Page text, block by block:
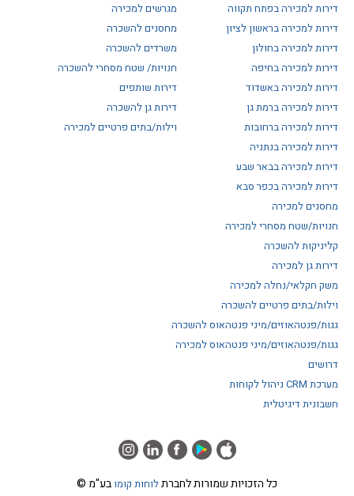
דירות למכירה בפתח תקווה
דירות למכירה בראשון לציון
דירות למכירה בחולון
דירות למכירה בחיפה
דירות למכירה באשדוד
דירות למכירה ברמת גן
דירות למכירה ברחובות
דירות למכירה בנתניה
דירות למכירה בבאר שבע
דירות למכירה בכפר סבא
מגרשים למכירה
מחסנים להשכרה
משרדים להשכרה
חנויות/ שטח מסחרי להשכרה
דירות שותפים
דירות גן להשכרה
וילות/בתים פרטיים למכירה
מחסנים למכירה
חנויות/שטח מסחרי למכירה
קליניקות להשכרה
דירות גן למכירה
משק חקלאי/נחלה למכירה
וילות/בתים פרטיים להשכרה
גגות/פנטהאוזים/מיני פנטהאוס להשכרה
גגות/פנטהאוזים/מיני פנטהאוס למכירה
דרושים
מערכת CRM ניהול לקוחות
חשבונית דיגיטלית
© כל הזכויות שמורות לחברתלוחות קומו בע"מ